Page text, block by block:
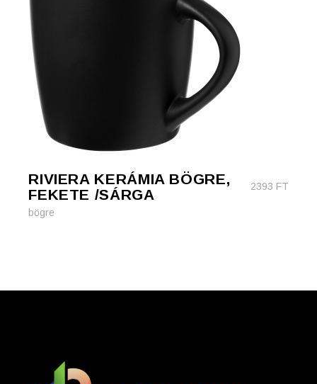
RIVIERA KERÁMIA BÖGRE,
FEKETE /SÁRGA
2393 FT
bögre